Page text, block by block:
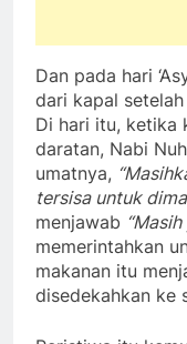
Dan pada hari
dari kapal
Di hari itu, ketika
daratan, Nabi
umatnya,
tersisa untuk
menjawab
memerintahkan
makanan itu
disedekahkan ke